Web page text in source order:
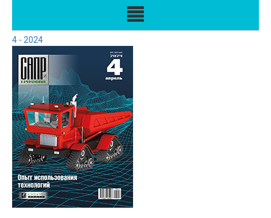
4 - 2024